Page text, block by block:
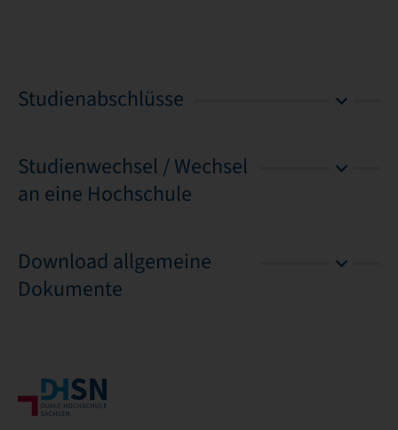
Studienabschlüsse
Studienwechsel / Wechsel
an eine Hochschule
Download allgemeine
Dokumente